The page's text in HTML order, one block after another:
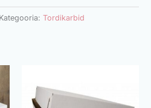
Kategooria: Tordikarbid